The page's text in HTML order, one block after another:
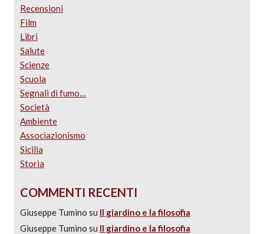
Recensioni
Film
Libri
Salute
Scienze
Scuola
Segnali di fumo…
Società
Ambiente
Associazionismo
Sicilia
Storia
COMMENTI RECENTI
Giuseppe Tumino su Il giardino e la filosofia
Giuseppe Tumino su Il giardino e la filosofia